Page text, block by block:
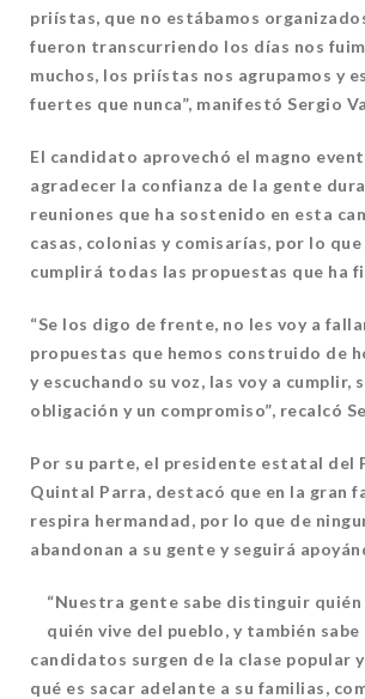
priístas, que no estábamos
fueron transcurriendo los días nos
muchos, los priístas nos agrupamos y
fuertes que nunca”, manifestó Sergio
El candidato aprovechó el magno
agradecer la confianza de la gente
reuniones que ha sostenido en esta
casas, colonias y comisarías, por lo
cumplirá todas las propuestas que ha
“Se los digo de frente, no les voy a
propuestas que hemos construido de
y escuchando su voz, las voy a cumplir,
obligación y un compromiso”, recalcó
Por su parte, el presidente estatal del
Quintal Parra, destacó que en la gran
respira hermandad, por lo que de
abandonan a su gente y seguirá
“Nuestra gente sabe distinguir quién
quién vive del pueblo, y también sabe
candidatos surgen de la clase popular
qué es sacar adelante a su familias,